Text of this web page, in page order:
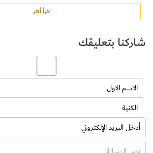
اقرأ أكثر
شاركنا بتعليقك